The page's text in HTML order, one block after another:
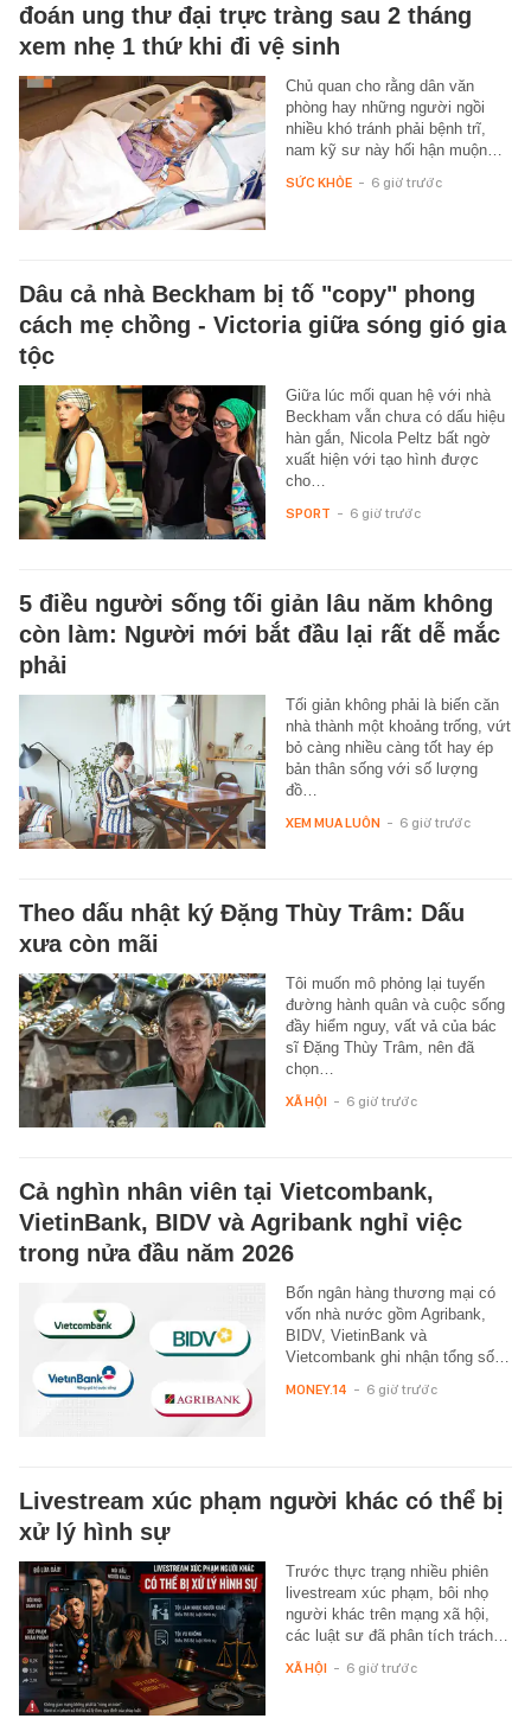
đoán ung thư đại trực tràng sau 2 tháng
xem nhẹ 1 thứ khi đi vệ sinh
Chủ quan cho rằng dân văn
phòng hay những người ngồi
nhiều khó tránh phải bệnh trĩ,
nam kỹ sư này hối hận muộn…
SỨC KHỎE - 6 giờ trước
Dâu cả nhà Beckham bị tố "copy" phong
cách mẹ chồng - Victoria giữa sóng gió gia
tộc
Giữa lúc mối quan hệ với nhà
Beckham vẫn chưa có dấu hiệu
hàn gắn, Nicola Peltz bất ngờ
xuất hiện với tạo hình được
cho…
SPORT - 6 giờ trước
5 điều người sống tối giản lâu năm không
còn làm: Người mới bắt đầu lại rất dễ mắc
phải
Tối giản không phải là biến căn
nhà thành một khoảng trống, vứt
bỏ càng nhiều càng tốt hay ép
bản thân sống với số lượng
đồ…
XEM MUA LUÔN - 6 giờ trước
Theo dấu nhật ký Đặng Thùy Trâm: Dấu
xưa còn mãi
Tôi muốn mô phỏng lại tuyến
đường hành quân và cuộc sống
đầy hiểm nguy, vất vả của bác
sĩ Đặng Thùy Trâm, nên đã
chọn…
XÃ HỘI - 6 giờ trước
Cả nghìn nhân viên tại Vietcombank,
VietinBank, BIDV và Agribank nghỉ việc
trong nửa đầu năm 2026
Bốn ngân hàng thương mại có
vốn nhà nước gồm Agribank,
BIDV, VietinBank và
Vietcombank ghi nhận tổng số…
MONEY.14 - 6 giờ trước
Livestream xúc phạm người khác có thể bị
xử lý hình sự
Trước thực trạng nhiều phiên
livestream xúc phạm, bôi nhọ
người khác trên mạng xã hội,
các luật sư đã phân tích trách…
XÃ HỘI - 6 giờ trước